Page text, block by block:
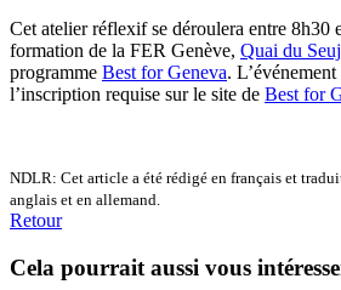
Cet atelier réflexif se déroulera entre 8h30
formation de la FER Genève, Quai du
programme Best for Geneva.
l’inscription requise sur le site de Best for
NDLR: Cet article a été rédigé en français et
anglais et en allemand.
Retour
Cela pourrait aussi vous